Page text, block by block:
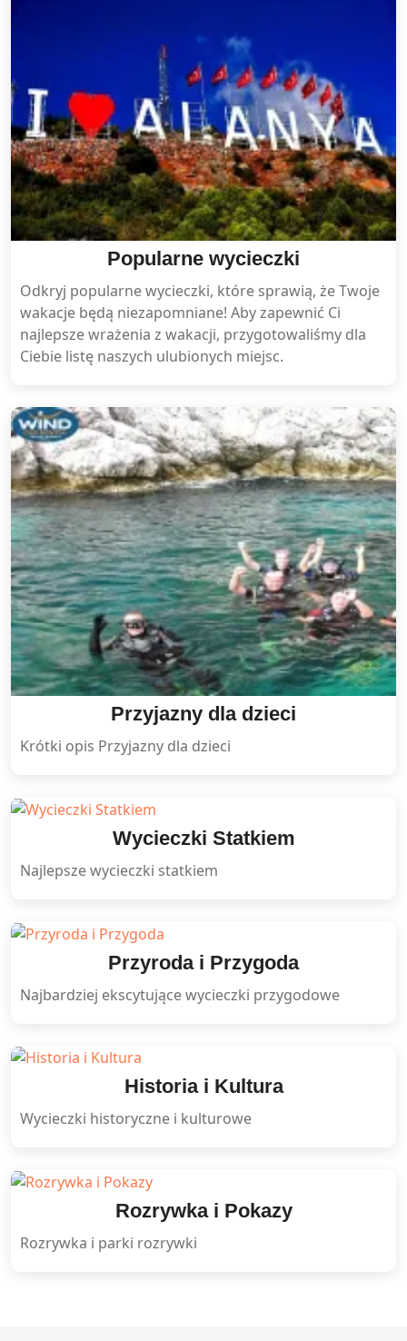
Popularne wycieczki
Odkryj popularne wycieczki, które sprawią, że Twoje
wakacje będą niezapomniane! Aby zapewnić Ci
najlepsze wrażenia z wakacji, przygotowaliśmy dla
Ciebie listę naszych ulubionych miejsc.
Przyjazny dla dzieci
Krótki opis Przyjazny dla dzieci
Wycieczki Statkiem
Najlepsze wycieczki statkiem
Przyroda i Przygoda
Najbardziej ekscytujące wycieczki przygodowe
Historia i Kultura
Wycieczki historyczne i kulturowe
Rozrywka i Pokazy
Rozrywka i parki rozrywki